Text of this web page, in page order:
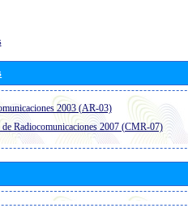
2003 (AR-03)
Radiocomunicaciones 2007 (CMR-07)